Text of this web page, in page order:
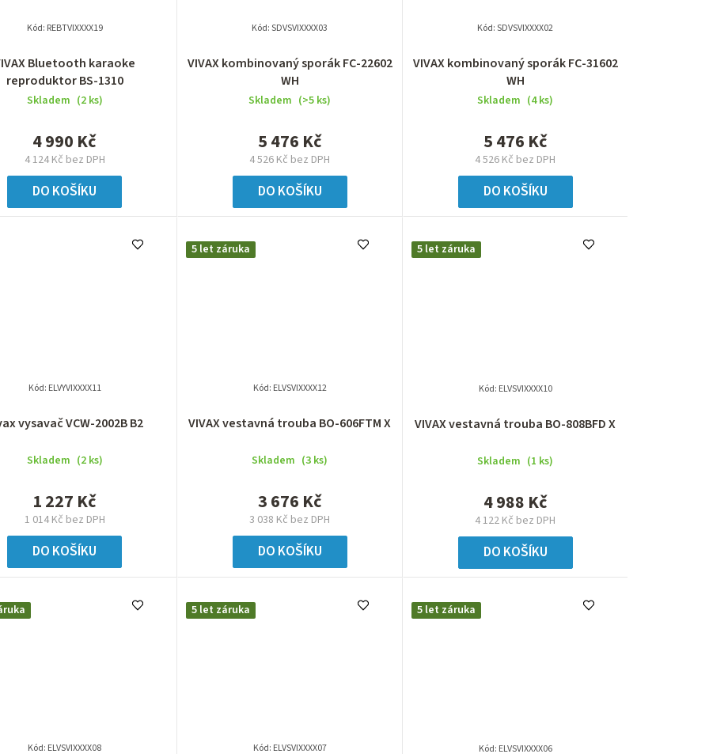
Bluetooth karaoke
reproduktor BS-1310
Skladem (2 ks)
4 124 Kč bez DPH
4 990 Kč
DO KOŠÍKU
Kód: REBTVIXXXX19
VIVAX kombinovaný sporák FC-22602
WH
Skladem (>5 ks)
4 526 Kč bez DPH
5 476 Kč
DO KOŠÍKU
Kód:SDVSVIXXXX03
VIVAX kombinovaný sporák FC-31602
WH
Skladem (4 ks)
4 526 Kč bez DPH
5 476 Kč
DO KOŠÍKU
Kód:SDVSVIXXXX02
vysavač VCW-2002B B2
Skladem (2 ks)
1 014 Kč bez DPH
1 227 Kč
DO KOŠÍKU
Kód: ELVYVIXXXX11
5 let záruka
VIVAX vestavná trouba BO-606FTM X
Skladem (3 ks)
3 038 Kč bez DPH
3 676 Kč
DO KOŠÍKU
Kód: ELVSVIXXXX12
5 let záruka
VIVAX vestavná trouba BO-808BFD X
Skladem (1 ks)
4 122 Kč bez DPH
4 988 Kč
DO KOŠÍKU
Kód: ELVSVIXXXX10
Kód: ELVSVIXXXX08
5 let záruka
Kód: ELVSVIXXXX07
5 let záruka
Kód: ELVSVIXXXX06